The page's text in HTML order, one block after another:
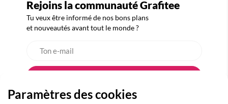
Rejoins la communauté Grafitee
Tu veux être informé de nos bons plans
et nouveautés avant tout le monde ?
Paramètres des cookies